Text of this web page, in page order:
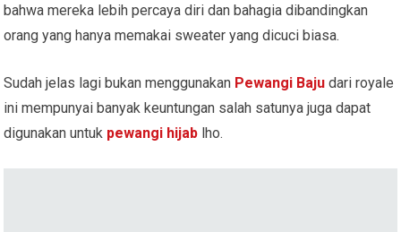
bahwa mereka lebih percaya diri dan bahagia dibandingkan
orang yang hanya memakai sweater yang dicuci biasa.
Sudah jelas lagi bukan menggunakan Pewangi Bajudari royale
ini mempunyai banyak keuntungan salah satunya juga dapat
digunakan untuk pewangi hijab lho.